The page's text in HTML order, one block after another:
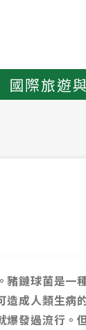
國際旅遊
鏈球菌是
成人類生
發過流行